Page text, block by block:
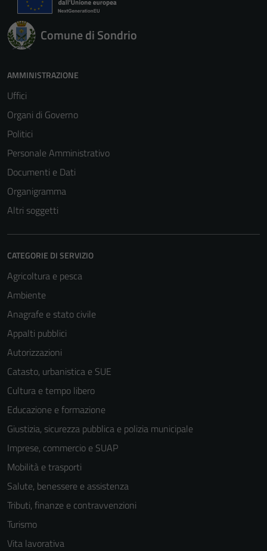
Comune di Sondrio
AMMINISTRAZIONE
Uffici
Organi di Governo
Politici
Personale Amministrativo
Documenti e Dati
Organigramma
Altri soggetti
CATEGORIE DI SERVIZIO
Agricoltura e pesca
Ambiente
Anagrafe e stato civile
Appalti pubblici
Autorizzazioni
Catasto, urbanistica e SUE
Cultura e tempo libero
Educazione e formazione
Giustizia, sicurezza pubblica e polizia municipale
Imprese, commercio e SUAP
Mobilità e trasporti
Salute, benessere e assistenza
Tributi, finanze e contravvenzioni
Turismo
Vita lavorativa